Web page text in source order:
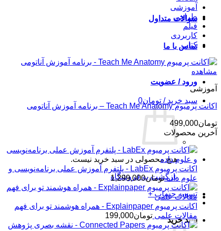
سوالات متداول
تماس با ما
ورود / عضویت
سبد خرید / تومان0
هیچ محصولی در سبد خرید نیست.
بازگشت به فروشگاه
تسویه حساب +
سبد خرید
آموزشی
طراحی
فیلم
کاربردی
کتاب
مشاهده
آموزشی
اکانت پرمیوم Teach Me Anatomy – برنامه آموزش آناتومی
تومان499,000
آخرین محصولات
اکانت پرمیوم LabEx - پلتفرم آموزش عملی برنامه‌نویسی و
علوم داده تومان1,299,000
اکانت پرمیوم Explainpaper - همراه هوشمند تو برای فهم
مقالات علمی تومان199,000